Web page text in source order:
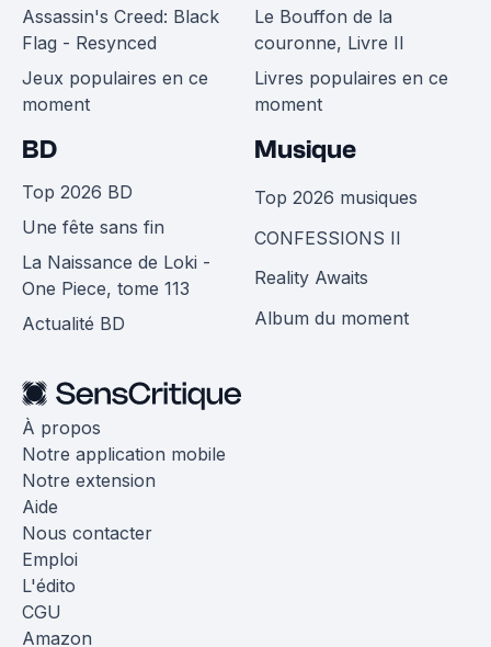
Assassin's Creed: Black
Flag - Resynced
Jeux populaires en ce
moment
Le Bouffon de la
couronne, Livre II
Livres populaires en ce
moment
BD
Top 2026 BD
Une fête sans fin
La Naissance de Loki -
One Piece, tome 113
Actualité BD
Musique
Top 2026 musiques
CONFESSIONS II
Reality Awaits
Album du moment
À propos
Notre application mobile
Notre extension
Aide
Nous contacter
Emploi
L'édito
CGU
Amazon